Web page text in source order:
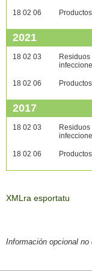
18 02 06
2021
18 02 03
18 02 06
2017
18 02 03
18 02 06
XMLra esportatu
Información opcional no